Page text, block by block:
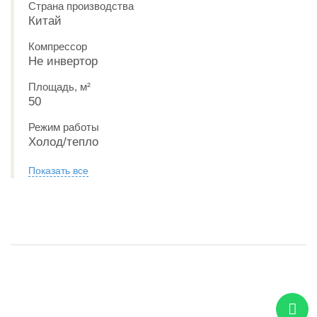
Страна производства
Китай
Компрессор
Не инвертор
Площадь, м²
50
Режим работы
Холод/тепло
Показать все